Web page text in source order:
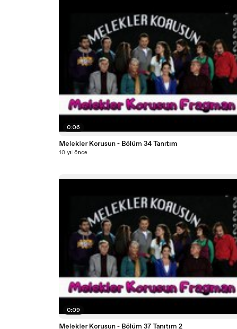
0:06
Melekler Korusun - Bölüm 34 Tanıtım
10 yıl önce
0:09
Melekler Korusun - Bölüm 37 Tanıtım 2